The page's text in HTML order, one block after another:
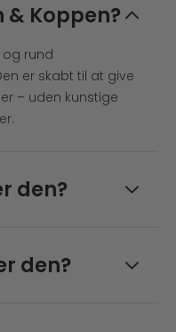
& Koppen?
og rund
er skabt til at give
– uden kunstige
den?
kanel.
Ingen E-numre.
den?